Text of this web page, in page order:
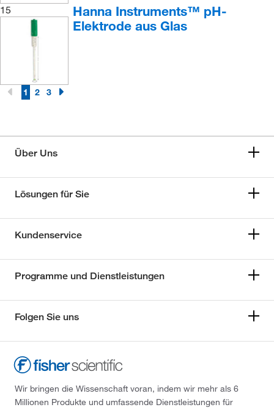
15
Hanna Instruments™ pH-
Elektrode aus Glas
1 2 3
Über Uns
Lösungen für Sie
Kundenservice
Programme und Dienstleistungen
Folgen Sie uns
Wir bringen die Wissenschaft voran, indem wir mehr als 6
Millionen Produkte und umfassende Dienstleistungen für